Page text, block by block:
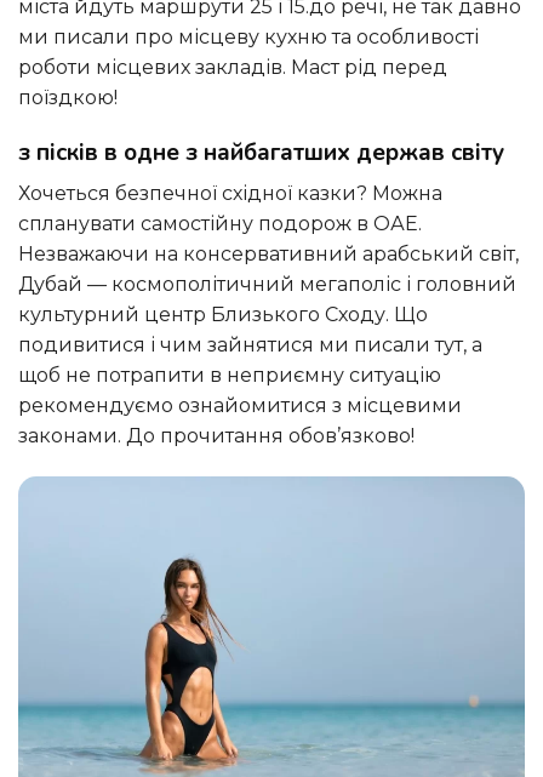
міста йдуть маршрути 25 і 15.до речі, не так давно
ми писали про місцеву кухню та особливості
роботи місцевих закладів. Маст рід перед
поїздкою!
з пісків в одне з найбагатших держав світу
хочеться безпечної східної казки? Можна
спланувати самостійну подорож в ОАЕ.
Незважаючи на консервативний арабський світ,
Дубай — космополітичний мегаполіс і головний
культурний центр Близького Сходу. Що
подивитися і чим зайнятися ми писали тут, а
щоб не потрапити в неприємну ситуацію
рекомендуємо ознайомитися з місцевими
законами. До прочитання обов’язково!